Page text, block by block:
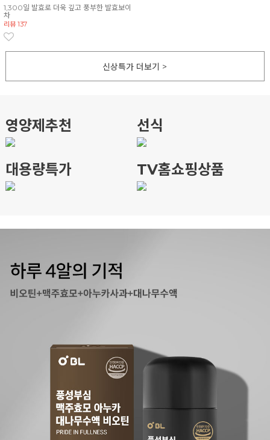
1,300일 발효로 더욱 깊고 풍부한 발효보이
차
리뷰 137
신상특가 더보기 >
영양제추천 선식
대용량특가 TV홈쇼핑상품